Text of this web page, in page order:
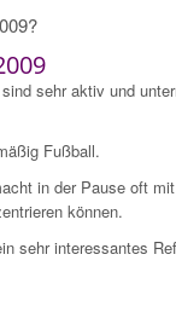
sehr aktiv und
Fußball.
in der Pause oft
können.
sehr interessantes